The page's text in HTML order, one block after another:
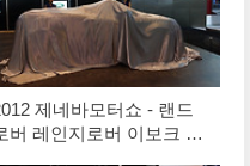
제네바모터쇼 - 랜드
버 레인지로버 이보크 컨